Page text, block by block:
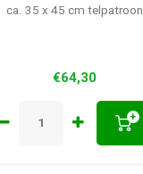
ca. 35 x 45 cm telpatroon
€64,30
+